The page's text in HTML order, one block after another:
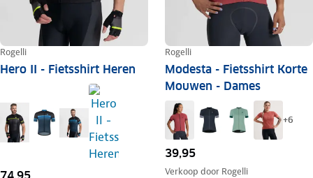
Rogelli
Hero II - Fietsshirt Heren
Rogelli
Modesta - Fietsshirt Korte
Mouwen - Dames
+6
39,95
Verkoop door Rogelli